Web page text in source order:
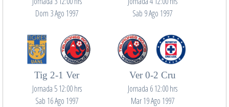
Dom 3 Ago 1997
Sab 9 Ago 1997
Tig 2-1 Ver
Jornada 5 12:00 hrs
Sab 16 Ago 1997
Ver 0-2 Cru
Jornada 6 12:00 hrs
Mar 19 Ago 1997